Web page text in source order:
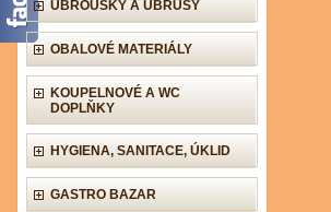
UBROUSKY A UBRUSY
OBALOVÉ MATERIÁLY
KOUPELNOVÉ A WC
DOPLŇKY
HYGIENA, SANITACE, ÚKLID
GASTRO BAZAR